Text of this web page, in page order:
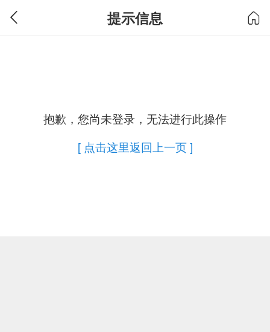
提示信息
抱歉，您尚未登录，无法进行此操作
[ 点击这里返回上一页 ]